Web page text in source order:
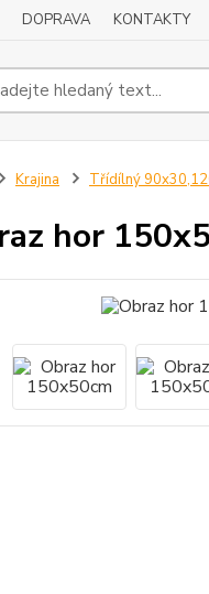
DOPRAVA KONTAKTY
Krajina Třídílný
hor